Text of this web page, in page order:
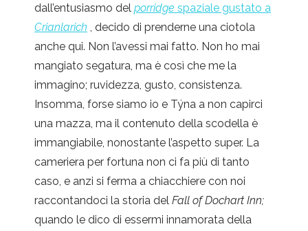
dall’entusiasmo del porridge spaziale gustato a
Crianlarich , decido di prenderne una ciotola
anche qui. Non l’avessi mai fatto. Non ho mai
mangiato segatura, ma è così che me la
immagino; ruvidezza, gusto, consistenza.
Insomma, forse siamo io e Týna a non capirci
una mazza, ma il contenuto della scodella è
immangiabile, nonostante l’aspetto super. La
cameriera per fortuna non ci fa più di tanto
caso, e anzi si ferma a chiacchiere con noi
raccontandoci la storia del Fall of Dochart Inn;
quando le dico di essermi innamorata della